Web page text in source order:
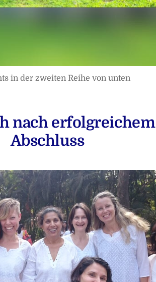
in der zweiten Reihe von unten
nach erfolgreichem
Abschluss